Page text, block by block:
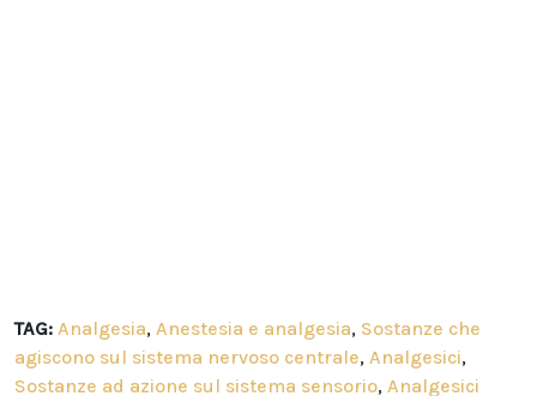
TAG: Analgesia, Anestesia e analgesia, Sostanze che
agiscono sul sistema nervoso centrale, Analgesici,
Sostanze ad azione sul sistema sensorio, Analgesici